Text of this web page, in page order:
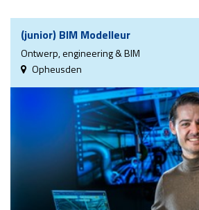
(junior) BIM Modelleur
Ontwerp, engineering & BIM
Opheusden